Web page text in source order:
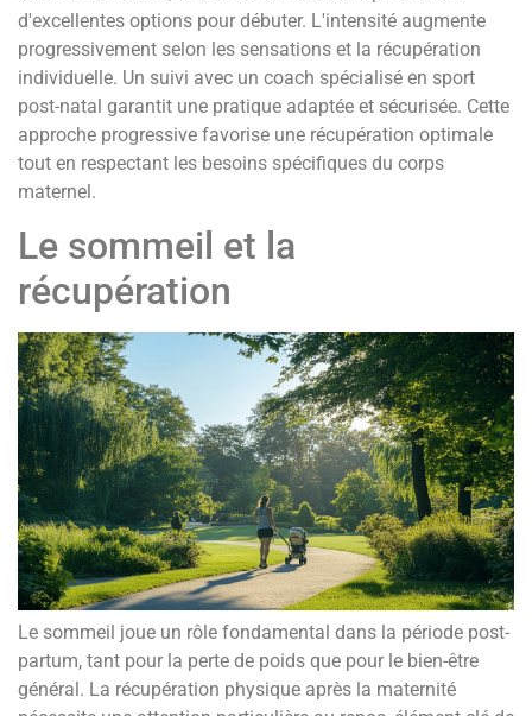
d'excellentes options pour débuter. L'intensité augmente
progressivement selon les sensations et la récupération
individuelle. Un suivi avec un coach spécialisé en sport
post-natal garantit une pratique adaptée et sécurisée. Cette
approche progressive favorise une récupération optimale
tout en respectant les besoins spécifiques du corps
maternel.
Le sommeil et la
récupération
Le sommeil joue un rôle fondamental dans la période post-
partum, tant pour la perte de poids que pour le bien-être
général. La récupération physique après la maternité